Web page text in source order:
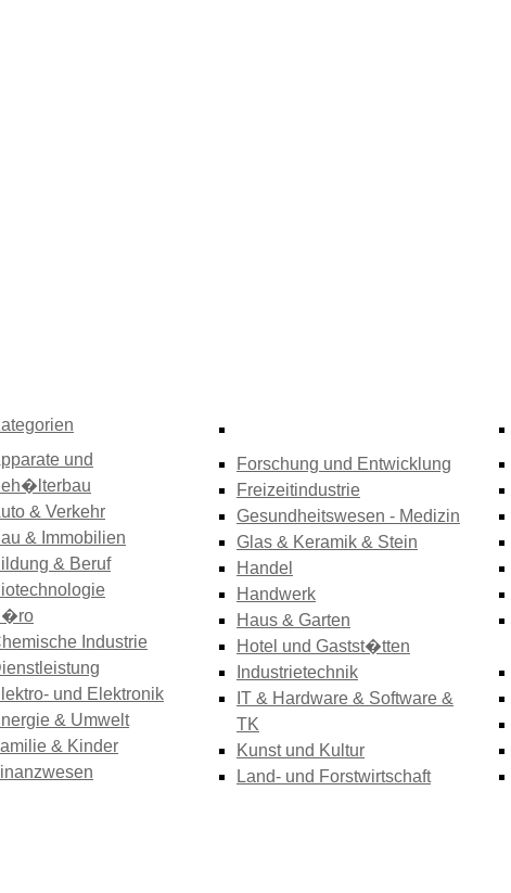
und
& Verkehr
& Immobilien
& Beruf
Industrie
und Elektronik
& Umwelt
& Kinder
Forschung und Entwicklung
Freizeitindustrie
Gesundheitswesen - Medizin
Glas & Keramik & Stein
Handel
Handwerk
Haus & Garten
Hotel und Gastst�tten
Industrietechnik
IT & Hardware & Software &
TK
Kunst und Kultur
Land- und Forstwirtschaft